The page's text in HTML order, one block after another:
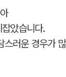
았습니다.
러운 경우가